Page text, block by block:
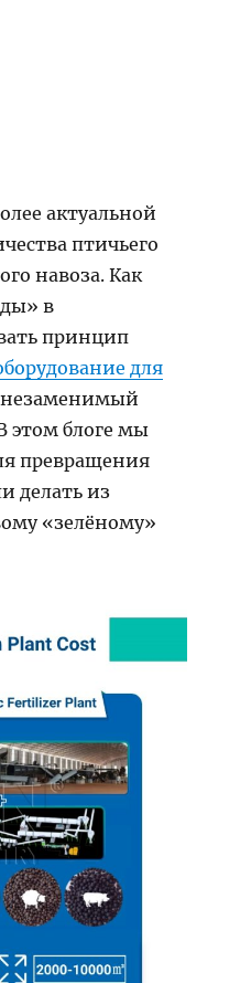
актуальной
птичьего
навоза. Как
в
принцип
для
этом блоге мы
превращения
делать из
«зелёному»